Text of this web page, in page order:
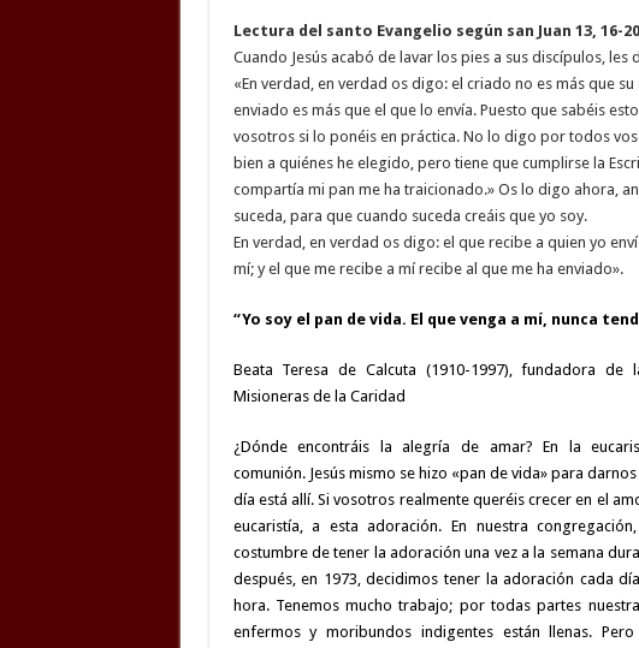
Lectura del santo Evangelio según san Juan 13, 16-20
Cuando Jesús acabó de lavar los pies a sus discípulos, les
«En verdad, en verdad os digo: el criado no es más que su
enviado es más que el que lo envía. Puesto que sabéis
vosotros si lo ponéis en práctica. No lo digo por todos
bien a quiénes he elegido, pero tiene que cumplirse la
compartía mi pan me ha traicionado.» Os lo digo ahora,
suceda, para que cuando suceda creáis que yo soy.
En verdad, en verdad os digo: el que recibe a quien yo
mí; y el que me recibe a mí recibe al que me ha enviado».
“Yo soy el pan de vida. El que venga a mí, nunca
Beata Teresa de Calcuta (1910-1997), fundadora de
Misioneras de la Caridad
¿Dónde encontráis la alegría de amar? En la
comunión. Jesús mismo se hizo «pan de vida» para
día está allí. Si vosotros realmente queréis crecer en el
eucaristía, a esta adoración. En nuestra
costumbre de tener la adoración una vez a la semana
después, en 1973, decidimos tener la adoración cada
hora. Tenemos mucho trabajo; por todas partes
enfermos y moribundos indigentes están llenas.